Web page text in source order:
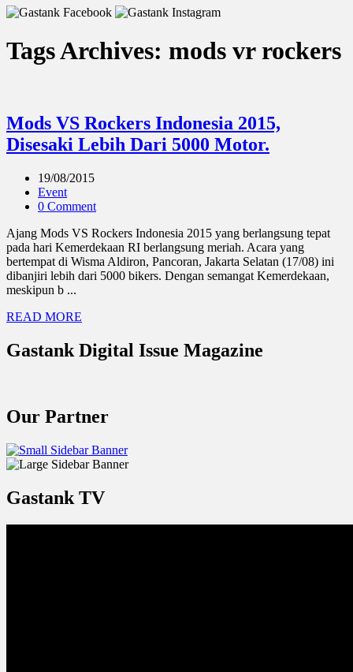
Tags Archives: mods vr rockers
Mods VS Rockers Indonesia 2015,
Disesaki Lebih Dari 5000 Motor.
19/08/2015
Event
0 Comment
Ajang Mods VS Rockers Indonesia 2015 yang berlangsung tepat
pada hari Kemerdekaan RI berlangsung meriah. Acara yang
bertempat di Wisma Aldiron, Pancoran, Jakarta Selatan (17/08) ini
dibanjiri lebih dari 5000 bikers. Dengan semangat Kemerdekaan,
meskipun b ...
READ MORE
Gastank Digital Issue Magazine
Our Partner
Gastank TV